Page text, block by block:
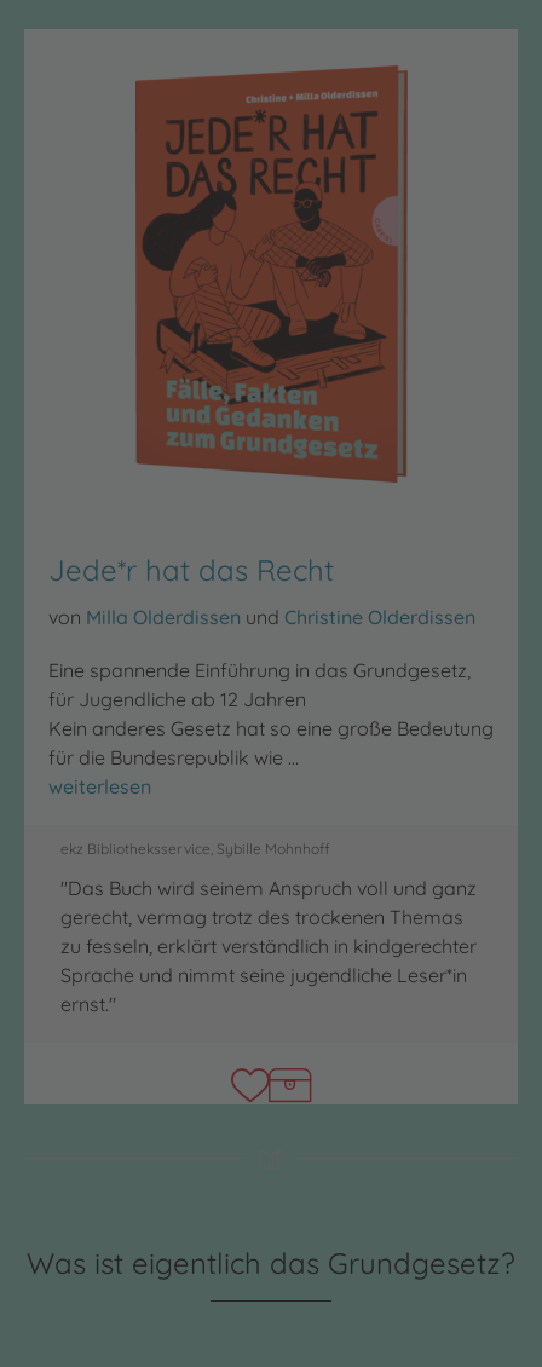
Jede*r hat das Recht
von Milla Olderdissen und Christine Olderdissen
Eine spannende Einführung in das Grundgesetz,
für Jugendliche ab 12 Jahren
Kein anderes Gesetz hat so eine große Bedeutung
für die Bundesrepublik wie …
Jede*r hat das Recht
weiterlesen
ekz Bibliotheksservice, Sybille Mohnhoff
"Das Buch wird seinem Anspruch voll und ganz
gerecht, vermag trotz des trockenen Themas
zu fesseln, erklärt verständlich in kindgerechter
Sprache und nimmt seine jugendliche Leser*in
ernst."
Was ist eigentlich das Grundgesetz?